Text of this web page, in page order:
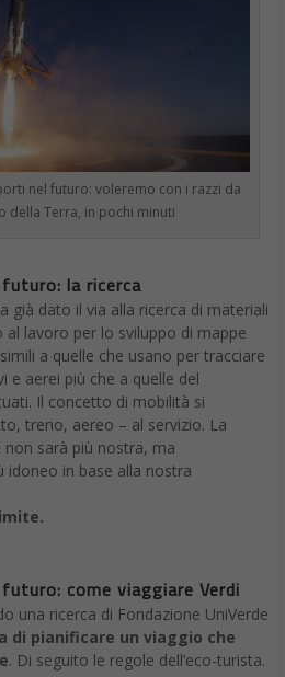
tecniche
di un chip grafico Nvidia
6 TB di storage. Questi componenti
di potenza e prestazioni mai
compatto”, promette Lenovo.
da a 400 nits.
il laptop è dotato di tre
USB-C Thunderbolt 3, una presa
un jack per cuffie e una porta
sicuramente non è adatto ai
macchina che dovrebbe essere
si voglia realizzare, incluse la
realtà virtuale
P52 è una workstation
impegnativi dal punto di vista
e effetti visivi,
set di dati
in tempo reali di grandi file.